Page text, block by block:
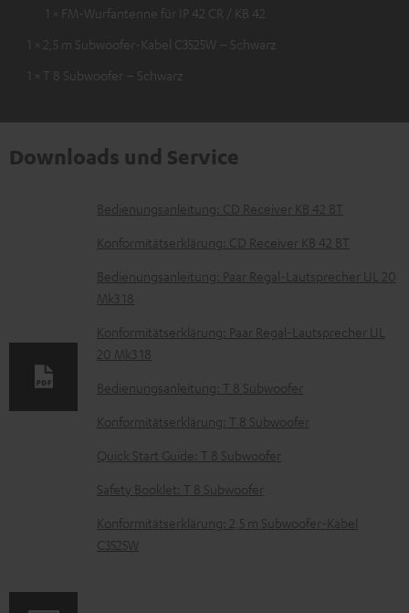
1 × FM-Wurfantenne für IP 42 CR / KB 42
1 × 2,5 m Subwoofer-Kabel C3525W – Schwarz
1 × T 8 Subwoofer – Schwarz
Downloads und Service
D
o
u
e
t
e
z
u
H
Bedienungsanleitung: CD Receiver KB 42 BT
Konformitätserklärung: CD Receiver KB 42 BT
Bedienungsanleitung: Paar Regal-Lautsprecher UL 20
Mk3 18
Konformitätserklärung: Paar Regal-Lautsprecher UL
20 Mk3 18
Bedienungsanleitung: T 8 Subwoofer
Konformitätserklärung: T 8 Subwoofer
Quick Start Guide: T 8 Subwoofer
Safety Booklet: T 8 Subwoofer
Konformitätserklärung: 2,5 m Subwoofer-Kabel
C3525W